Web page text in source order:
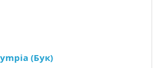
(Бук)